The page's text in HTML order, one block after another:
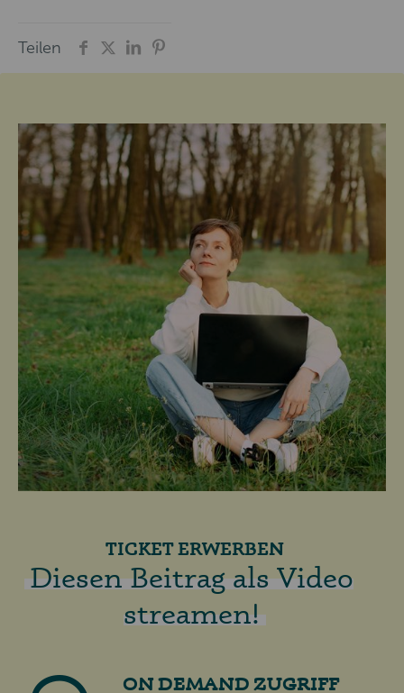
Teilen
TICKET ERWERBEN
Diesen Beitrag als Video
streamen!
ON DEMAND ZUGRIFF